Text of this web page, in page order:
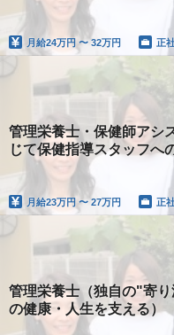
月給24万円 〜 32万円 正
管理栄養士・保健師アシ
じて保健指導スタッフへ
月給23万円 〜 27万円 正
管理栄養士（独自の"寄
の健康・人生を支える）